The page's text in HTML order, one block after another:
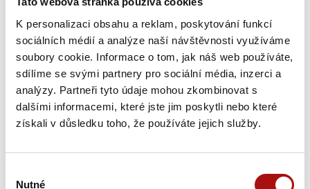
K personalizaci obsahu a reklam, poskytování funkcí
sociálních médií a analýze naší návštěvnosti využíváme
soubory cookie. Informace o tom, jak náš web používáte,
sdílíme se svými partnery pro sociální média, inzerci a
analýzy. Partneři tyto údaje mohou zkombinovat s
dalšími informacemi, které jste jim poskytli nebo které
získali v důsledku toho, že používáte jejich služby.
Nutné
Vinařská podoblast:Mikulovská,
Viniční trať:
Charakteristika:Ryzlink rýnský z více než čtyřicetileté vinice v
obci Bavory na úbočí Pálavy, kde se rodí terroirová vína.
Hrozny po jednodenní maceraci prošly šetrným lisováním,
konce března s decentním promícháváním – ve Vinařství